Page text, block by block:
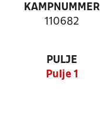
KAMPNUMMER
110682
PULJE
Pulje 1